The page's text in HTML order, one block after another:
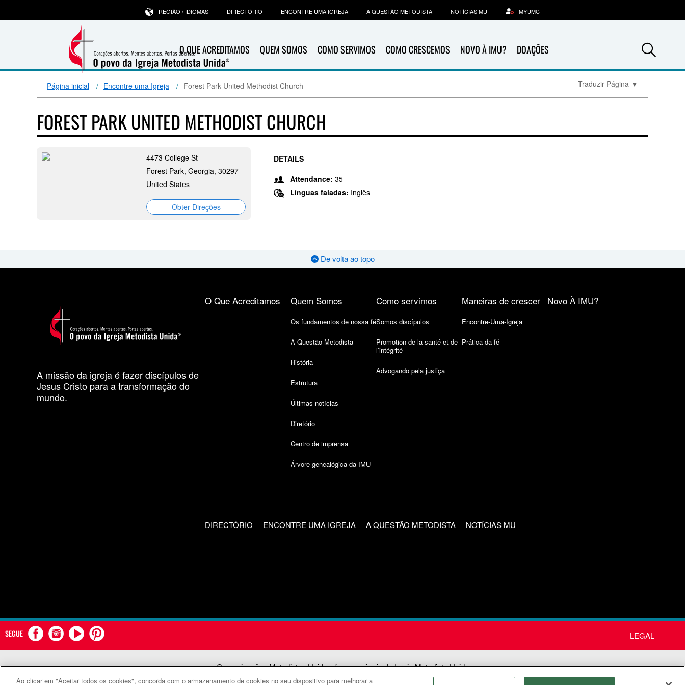
O QUE ACREDITAMOS QUEM SOMOS COMO SERVIMOS COMO CRESCEMOS NOVO À IMU? DOAÇÕES
REGIÃO / IDIOMAS DIRECTÓRIO ENCONTRE UMA IGREJA A QUESTÃO METODISTA NOTÍCIAS MU MYUMC
Página inicial Encontre uma Igreja Forest Park United Methodist Church Traduzir Página ▼
FOREST PARK UNITED METHODIST CHURCH
4473 College St
Forest Park, Georgia, 30297
United States
Obter Direções
DETAILS
Attendance: 35
Línguas faladas: Inglês
De volta ao topo
A missão da igreja é fazer discípulos de
Jesus Cristo para a transformação do
mundo.
O Que Acreditamos Quem Somos
Os fundamentos de nossa fé
A Questão Metodista
História
Estrutura
Últimas notícias
Diretório
Centro de imprensa
Árvore genealógica da IMU
Como servimos
Somos discípulos
Promotion de la santé et de
l’intégrité
Advogando pela justiça
Maneiras de crescer
Encontre-Uma-Igreja
Prática da fé
Novo À IMU?
DIRECTÓRIO ENCONTRE UMA IGREJA A QUESTÃO METODISTA NOTÍCIAS MU
SEGUE LEGAL
Comunicações Metodistas Unidas é uma agência da Igreja Metodista Unida
©2026Comunicações Metodistas Unidas. Todos os direitos reservados
Ao clicar em "Aceitar todos os cookies", concorda com o armazenamento de cookies no seu dispositivo para melhorar a